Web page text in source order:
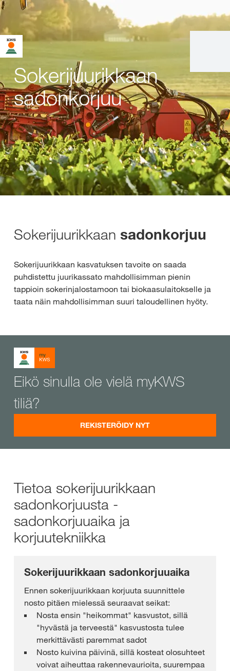
Sokerijuurikkaan
sadonkorjuu
Sokerijuurikkaan sadonkorjuu
Sokerijuurikkaan kasvatuksen tavoite on saada
puhdistettu juurikassato mahdollisimman pienin
tappioin sokerinjalostamoon tai biokaasulaitokselle ja
taata näin mahdollisimman suuri taloudellinen hyöty.
Eikö sinulla ole vielä myKWS
tiliä?
REKISTERÖIDY NYT
Tietoa sokerijuurikkaan
sadonkorjuusta -
sadonkorjuuaika ja
korjuutekniikka
Sokerijuurikkaan sadonkorjuuaika
Ennen sokerijuurikkaan korjuuta suunnittele
nosto pitäen mielessä seuraavat seikat:
Nosta ensin "heikommat" kasvustot, sillä
"hyvästä ja terveestä" kasvustosta tulee
merkittävästi paremmat sadot
Nosto kuivina päivinä, sillä kosteat olosuhteet
voivat aiheuttaa rakennevaurioita, suurempaa